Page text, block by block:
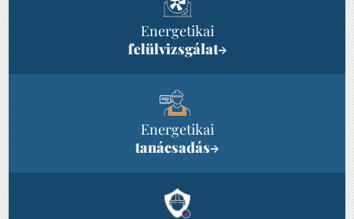
Energetikai
felülvizsgálat→
Energetikai
tanácsadás→